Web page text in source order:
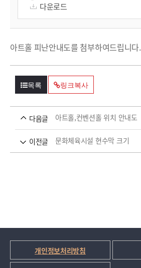
다운로드
아트홀 피난안내도를 첨부하여드립니다.
목록 링크복사
다음글 아트홀,컨벤션홀 위치 안내도
이전글 문화체육시설 현수막 크기
개인정보처리방침